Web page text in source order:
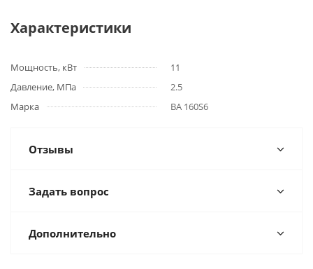
Характеристики
Мощность, кВт
11
Давление, МПа
2.5
Марка
ВА 160S6
Отзывы
Задать вопрос
Дополнительно